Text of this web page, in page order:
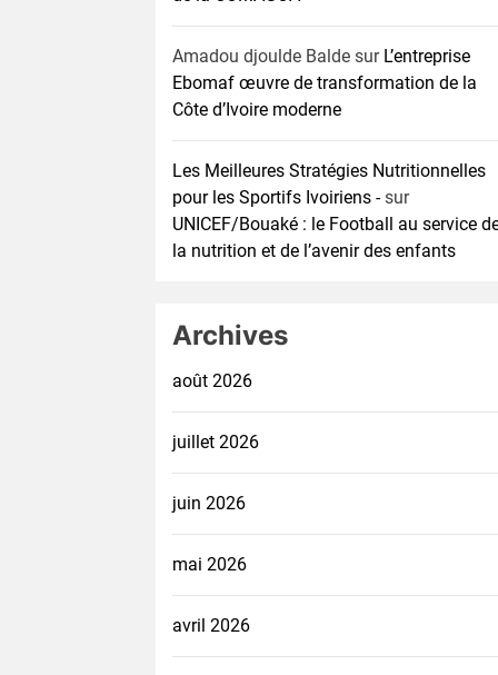
Amadou djoulde Balde sur L’entreprise
Ebomaf œuvre de transformation de la
Côte d’Ivoire moderne
Les Meilleures Stratégies Nutritionnelles
pour les Sportifs Ivoiriens -sur
UNICEF/Bouaké : le Football au service
la nutrition et de l’avenir des enfants
Archives
août 2026
juillet 2026
juin 2026
mai 2026
avril 2026